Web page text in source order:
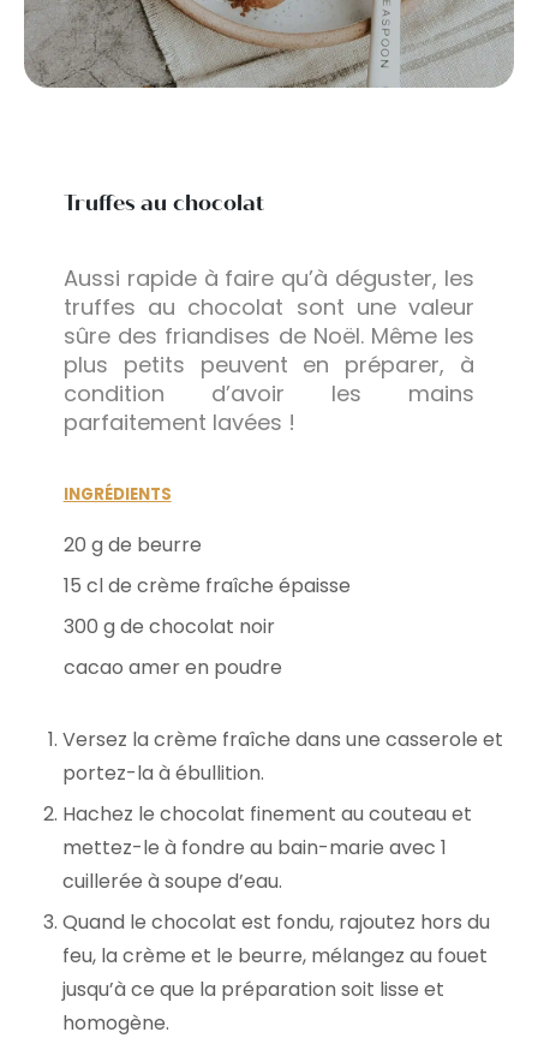
Truffes au chocolat
Aussi rapide à faire qu’à déguster, les
truffes au chocolat sont une valeur
sûre des friandises de Noël. Même les
plus petits peuvent en préparer, à
condition d’avoir les mains
parfaitement lavées !
INGRÉDIENTS
20 g de beurre
15 cl de crème fraîche épaisse
300 g de chocolat noir
cacao amer en poudre
Versez la crème fraîche dans une casserole et
portez-la à ébullition.
Hachez le chocolat finement au couteau et
mettez-le à fondre au bain-marie avec 1
cuillerée à soupe d’eau.
Quand le chocolat est fondu, rajoutez hors du
feu, la crème et le beurre, mélangez au fouet
jusqu’à ce que la préparation soit lisse et
homogène.